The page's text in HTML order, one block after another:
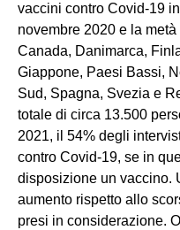
vaccini contro Covid-19
novembre 2020 e la
Canada, Danimarca,
Giappone, Paesi Bassi,
Sud, Spagna, Svezia e
totale di circa 13.500
2021, il 54% degli
contro Covid-19, se in
disposizione un vaccino.
aumento rispetto allo
presi in considerazione.